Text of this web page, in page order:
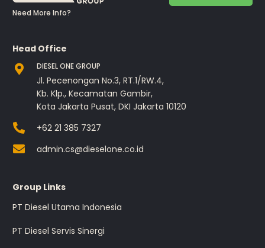
Need More Info?
Head Office
DIESEL ONE GROUP
Jl. Pecenongan No.3, RT.1/RW.4,
Kb. Klp., Kecamatan Gambir,
Kota Jakarta Pusat, DKI Jakarta 10120
+62 21 385 7327
admin.cs@dieselone.co.id
Group Links
PT Diesel Utama Indonesia
PT Diesel Servis Sinergi